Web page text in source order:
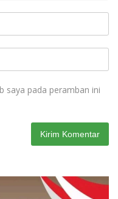
saya pada peramban ini